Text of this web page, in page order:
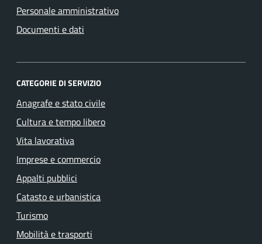
Personale amministrativo
Documenti e dati
CATEGORIE DI SERVIZIO
Anagrafe e stato civile
Cultura e tempo libero
Vita lavorativa
Imprese e commercio
Appalti pubblici
Catasto e urbanistica
Turismo
Mobilità e trasporti